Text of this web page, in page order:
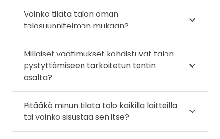
Voinko tilata talon oman
talosuunnitelman mukaan?
Millaiset vaatimukset kohdistuvat talon
pystyttämiseen tarkoitetun tontin
osalta?
Pitääkö minun tilata talo kaikilla laitteilla
tai voinko sisustaa sen itse?